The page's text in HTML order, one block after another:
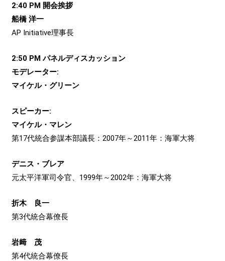
2:40 PM 開会挨拶
船橋 洋一
AP Initiative理事長
2:50 PM パネルディスカッション
モデレーター:
マイケル・グリーン
スピーカー:
マイケル・マレン
第17代統合参謀本部議長：2007年～2011年：海軍大将
デニス・ブレア
元太平洋軍司令官、1999年～2002年：海軍大将
折木 良一
第3代統合幕僚長
岩﨑 茂
第4代統合幕僚長